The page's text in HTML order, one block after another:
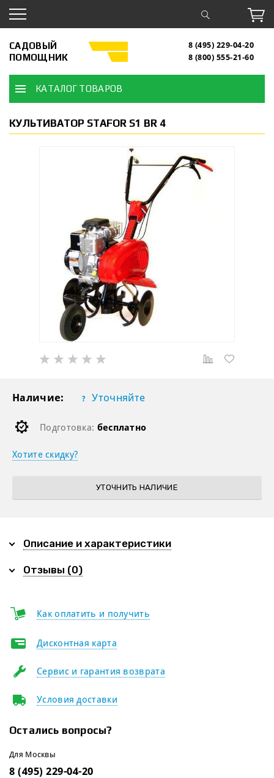
САДОВЫЙ
ПОМОЩНИК
8 (495) 229-04-20
8 (800) 555-21-60
КАТАЛОГ ТОВАРОВ
КУЛЬТИВАТОР STAFOR S1 BR 4
Наличие: Уточняйте
Подготовка: бесплатно
Хотите скидку?
УТОЧНИТЬ НАЛИЧИЕ
Описание и характеристики
Отзывы (0)
Как оплатить и получить
Дисконтная карта
Сервис и гарантия возврата
Условия доставки
Остались вопросы?
Для Москвы
8 (495) 229-04-20